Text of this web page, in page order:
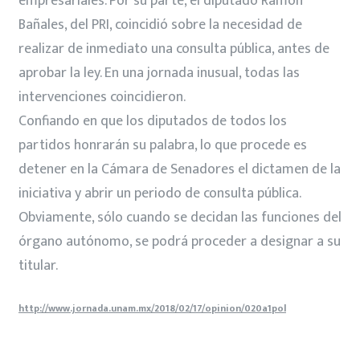
Bañales, del PRI, coincidió sobre la necesidad de
realizar de inmediato una consulta pública, antes de
aprobar la ley. En una jornada inusual, todas las
intervenciones coincidieron.
Confiando en que los diputados de todos los
partidos honrarán su palabra, lo que procede es
detener en la Cámara de Senadores el dictamen de la
iniciativa y abrir un periodo de consulta pública.
Obviamente, sólo cuando se decidan las funciones del
órgano autónomo, se podrá proceder a designar a su
titular.
http://www.jornada.unam.mx/2018/02/17/opinion/020a1pol